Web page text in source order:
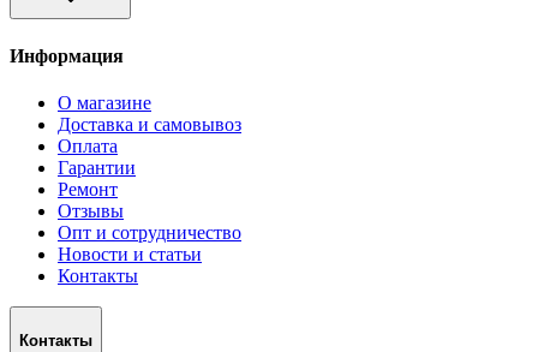
Информация
О магазине
Доставка и самовывоз
Оплата
Гарантии
Ремонт
Отзывы
Опт и сотрудничество
Новости и статьи
Контакты
Контакты